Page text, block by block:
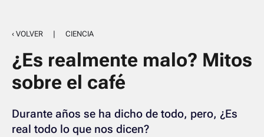
‹ VOLVER | CIENCIA
¿Es realmente malo? Mitos
sobre el café
Durante años se ha dicho de todo, pero, ¿Es
real todo lo que nos dicen?